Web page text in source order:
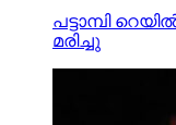
പട്ടാമ്പി
മരിച്ചു